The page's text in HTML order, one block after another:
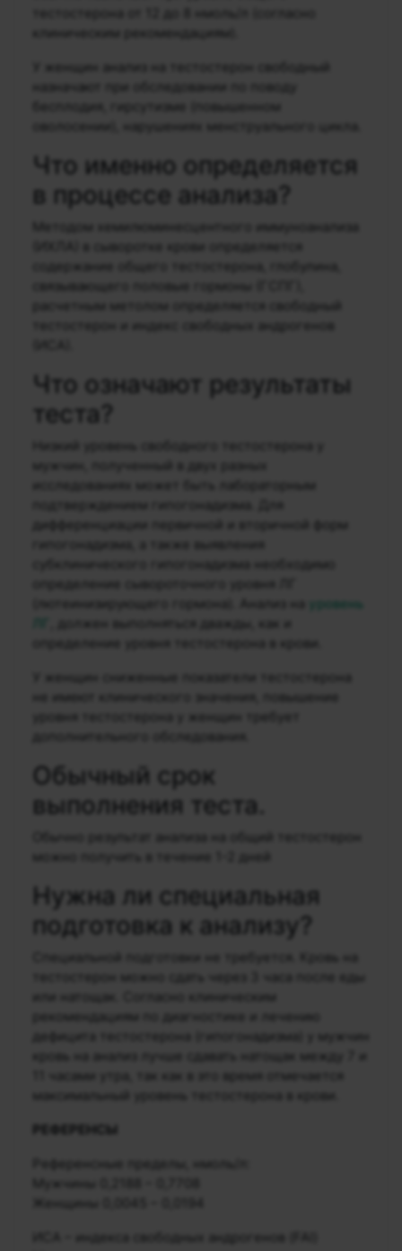
клиническим рекомендациям).
У женщин анализ на тестостерон свободный
назначают при обследовании по поводу
бесплодия, гирсутизме (повышенном
оволосении), нарушениях менструального цикла.
Что именно определяется
в процессе анализа?
Методом хемилюминесцентного иммуноанализа
(ИХЛА) в сыворотке крови определяется
содержание общего тестостерона, глобулина,
связывающего половые гормоны (ГСПГ),
расчетным метолом определяется свободный
тестостерон и индекс свободных андрогенов
Что означают результаты
теста?
Низкий уровень свободного тестостерона у
мужчин, полученный в двух разных
исследованиях может быть лабораторным
подтверждением гипогонадизма. Для
гипогонадизма, а также выявления
субклинического гипогонадизма необходимо
(лютеинизирующего гормона). Анализ на
уровень
, должен выполняться дважды, как и
У женщин сниженные показатели тестостерона
не имеют клинического значения, повышение
уровня тестостерона у женщин требует
дополнительного обследования.
Обычный срок
выполнения теста.
Обычно результат анализа на общий тестостерон
можно получить в течение 1-2 дней
Нужна ли специальная
подготовка к анализу?
Специальной подготовки не требуется. Кровь на
тестостерон можно сдать через 3 часа после еды
или натощак. Согласно клиническим
рекомендациям по диагностике и лечению
дефицита тестостерона (гипогонадизма) у мужчин
кровь на анализ лучше сдавать натощак между 7 и
11 часами утра, так как в это время отмечается
максимальный уровень тестостерона в крови.
РЕФЕРЕНСЫ
Мужчины 0,2188 – 0,7708
ИСА – индекса свободных андрогенов (FAI)